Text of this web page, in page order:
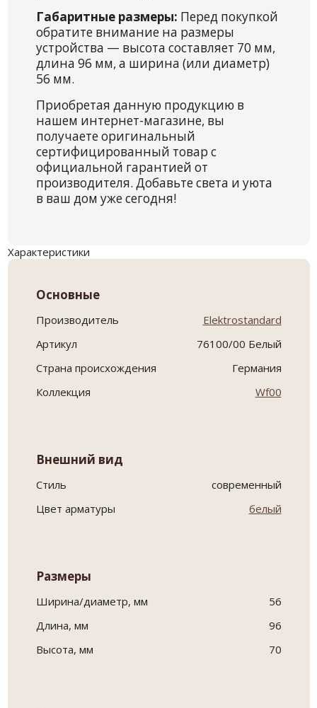
Габаритные размеры: Перед покупкой
обратите внимание на размеры
устройства — высота составляет 70 мм,
длина 96 мм, а ширина (или диаметр)
56 мм.
Приобретая данную продукцию в
нашем интернет-магазине, вы
получаете оригинальный
сертифицированный товар с
официальной гарантией от
производителя. Добавьте света и уюта
в ваш дом уже сегодня!
Характеристики
Основные
Производитель
Elektrostandard
Артикул
76100/00 Белый
Страна происхождения
Германия
Коллекция
Wf00
Внешний вид
Стиль
современный
Цвет арматуры
белый
Размеры
Ширина/диаметр, мм
56
Длина, мм
96
Высота, мм
70